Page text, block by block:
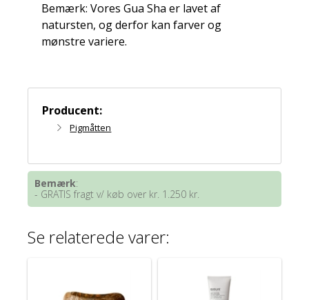
Bemærk: Vores Gua Sha er lavet af
natursten, og derfor kan farver og
mønstre variere.
Producent:
Pigmåtten
Bemærk:
- GRATIS fragt v/ køb over kr. 1.250 kr.
Se relaterede varer: